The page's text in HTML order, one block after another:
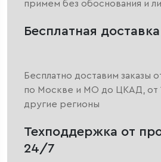
примем без обоснования и
Бесплатная
Бесплатно доставим заказы
по Москве и МО до ЦКАД, от
другие регионы
Техподдержка от
24/7